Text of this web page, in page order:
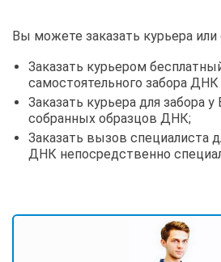
Вы можете заказать курьера или
Заказать курьером
самостоятельного забора
Заказать курьера для забора
собранных образцов ДНК;
Заказать вызов специалиста
ДНК непосредственно